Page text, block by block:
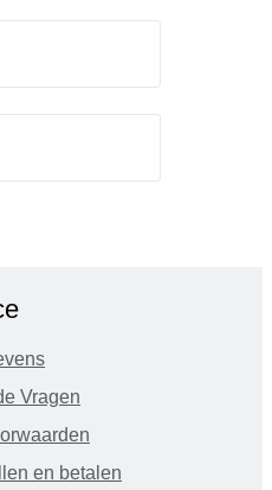
Vragen
en betalen